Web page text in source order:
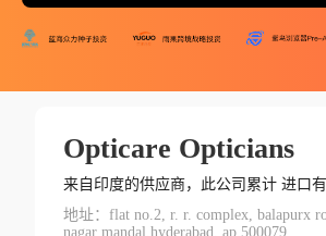
Opticare Opticians
来自印度的供应商，此公司累计 进口有
地址：flat no.2, r. r. complex, balapurx
nagar mandal,hyderabad. ap,500079